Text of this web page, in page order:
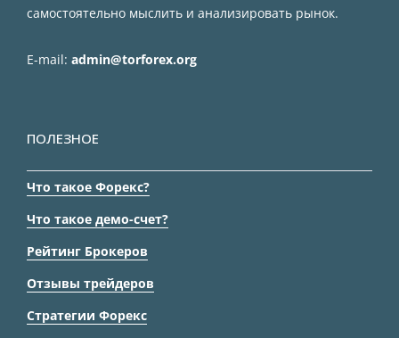
самостоятельно мыслить и анализировать рынок.
E-mail: admin@torforex.org
ПОЛЕЗНОЕ
Что такое Форекс?
Что такое демо-счет?
Рейтинг Брокеров
Отзывы трейдеров
Стратегии Форекс